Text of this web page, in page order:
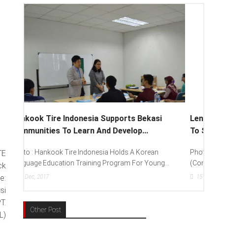
Lenovo Introduced New Brand Ambassador
To Spread “Different Is Better”...
Photo : (From Left To Right) Helmy Susanto
(Consumer Lead Lenovo Indonesia), Andien Aisyah...
15Dec, 2017
Other Post